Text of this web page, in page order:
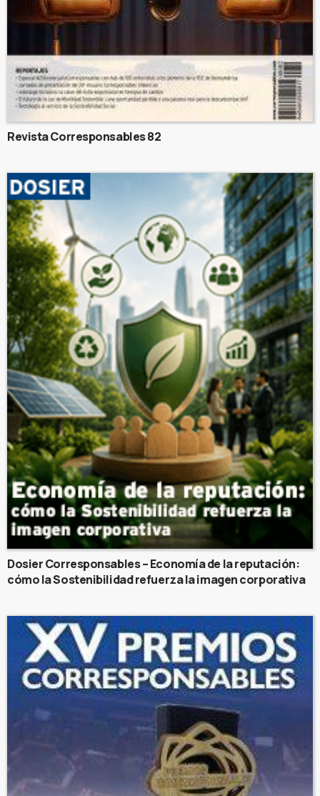
Revista Corresponsables 82
Dosier Corresponsables – Economía de la reputación:
cómo la Sostenibilidad refuerza la imagen corporativa